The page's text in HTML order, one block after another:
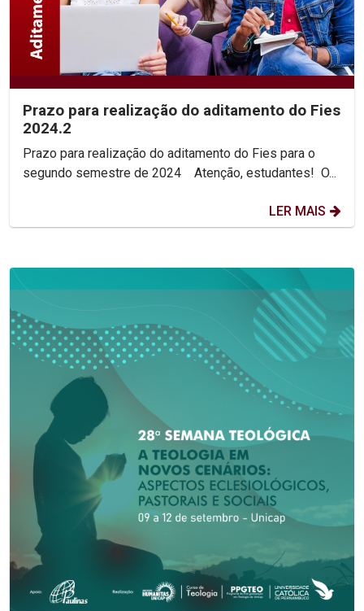
Prazo para realização do aditamento do Fies
2024.2
Prazo para realização do aditamento do Fies para o
segundo semestre de 2024 Atenção, estudantes! O...
LER MAIS